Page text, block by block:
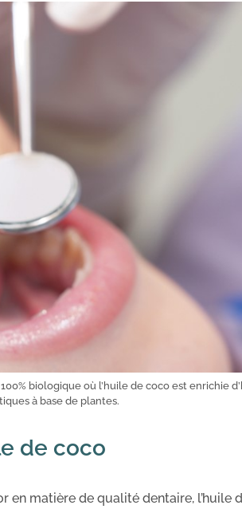
biologique où l’huile de coco est enrichie
à base de plantes.
de coco
en matière de qualité dentaire, l’huile